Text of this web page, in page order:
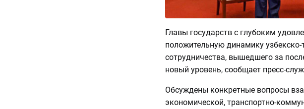
Главы государств с глубоким
положительную динамику
сотрудничества, вышедшего за
новый уровень, сообщает пресс-
Обсуждены конкретные вопросы
экономической, транспортно-